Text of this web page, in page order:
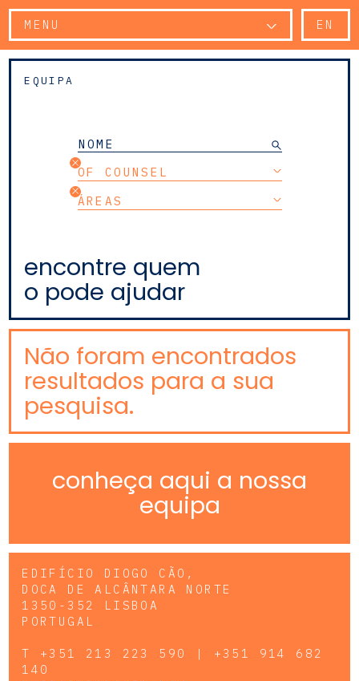
MENU EN
EQUIPA
OF COUNSEL
ÁREAS
encontre quem
o pode ajudar
Não foram encontrados
resultados para a sua
pesquisa.
conheça aqui a nossa
equipa
EDIFÍCIO DIOGO CÃO,
DOCA DE ALCÂNTARA NORTE
1350-352 LISBOA
PORTUGAL
T +351 213 223 590 | +351 914 682
140